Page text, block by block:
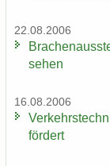
22.08.2006
sehen
16.08.2006
för­dert